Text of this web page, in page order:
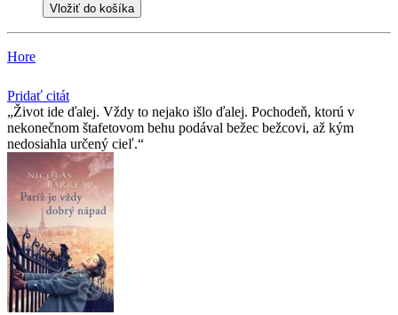
Vložiť do košíka
Hore
Pridať citát
Život ide ďalej. Vždy to nejako išlo ďalej. Pochodeň, ktorú v
nekonečnom štafetovom behu podával bežec bežcovi, až kým
nedosiahla určený cieľ.